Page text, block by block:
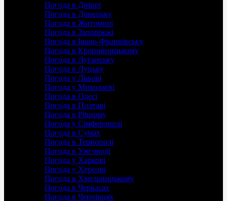
Погода в Дніпрі
Погода в Донецьку
Погода в Житомирі
Погода в Запоріжжі
Погода в Івано-Франківську
Погода в Кропивницькому
Погода в Луганську
Погода в Луцьку
Погода у Львові
Погода у Миколаєві
Погода в Одесі
Погода в Полтаві
Погода в Рівному
Погода у Сімферополі
Погода в Сумах
Погода в Тернополі
Погода в Ужгороді
Погода у Харкові
Погода у Херсоні
Погода в Хмельницькому
Погода в Черкасах
Погода в Чернівцях